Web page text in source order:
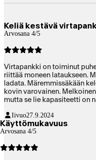
Keliä kestävä
Arvosana 4/5
Virtapankki on toiminut
riittää moneen lataukseen.
ladata. Märemmissäkään
kovin varovainen.
mutta se lie kapasiteetti on
mökkireissulle.
Iivuo27.9.2024
Käyttömukavuus
Arvosana 4/5